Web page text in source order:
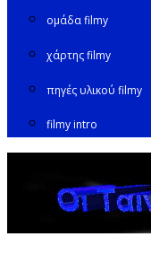
ομάδα filmy
χάρτης filmy
πηγές υλικού filmy
filmy intro